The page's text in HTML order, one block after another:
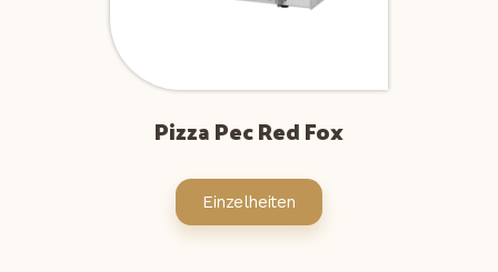
Pizza Pec Red Fox
Einzelheiten